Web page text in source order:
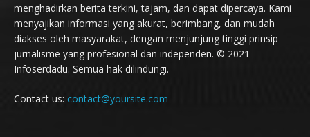
menghadirkan berita terkini, tajam, dan dapat dipercaya. Kami
menyajikan informasi yang akurat, berimbang, dan mudah
diakses oleh masyarakat, dengan menjunjung tinggi prinsip
jurnalisme yang profesional dan independen. © 2021
Infoserdadu. Semua hak dilindungi.
Contact us: contact@yoursite.com